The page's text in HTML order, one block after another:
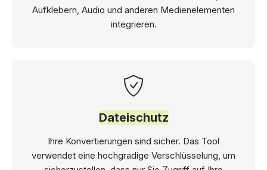
Aufklebern, Audio und anderen Medienelementen
integrieren.
Dateischutz
Ihre Konvertierungen sind sicher. Das Tool
verwendet eine hochgradige Verschlüsselung, um